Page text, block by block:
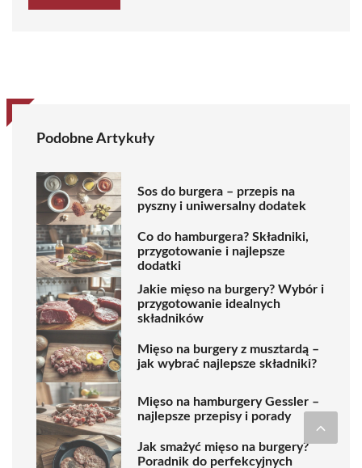
Podobne Artykuły
Sos do burgera – przepis na
pyszny i uniwersalny dodatek
Co do hamburgera? Składniki,
przygotowanie i najlepsze
dodatki
Jakie mięso na burgery? Wybór i
przygotowanie idealnych
składników
Mięso na burgery z musztardą –
jak wybrać najlepsze składniki?
Mięso na hamburgery Gessler –
najlepsze przepisy i porady
Jak smażyć mięso na burgery?
Poradnik do perfekcyjnych